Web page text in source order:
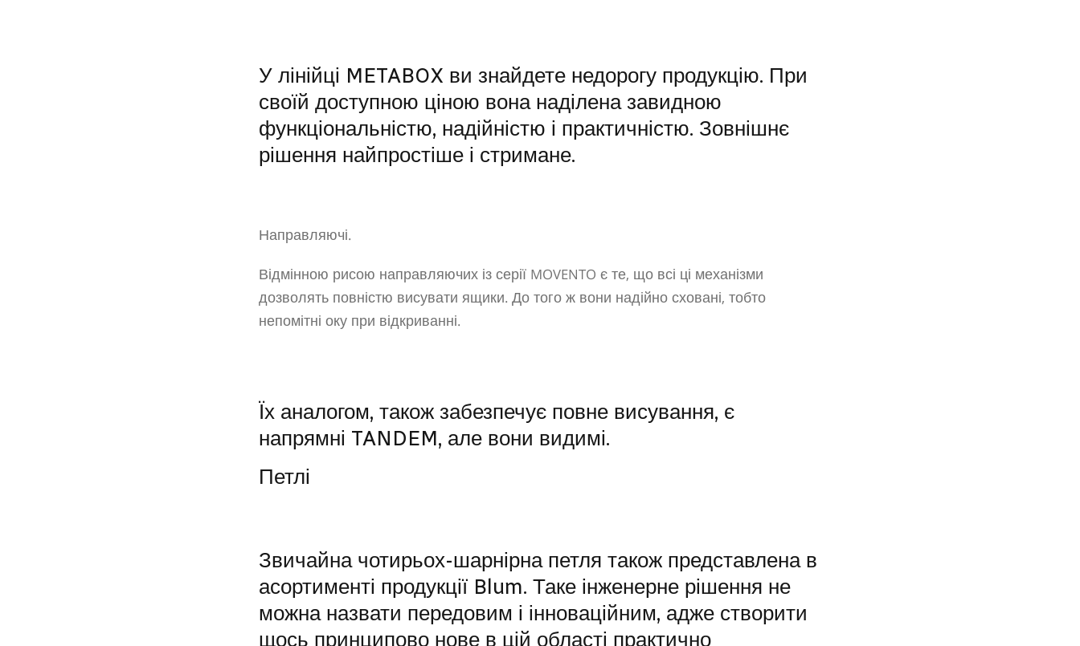
У лінійці METABOX ви знайдете недорогу продукцію. При
своїй доступною ціною вона наділена завидною
функціональністю, надійністю і практичністю. Зовнішнє
рішення найпростіше і стримане.
Направляючі.
Відмінною рисою направляючих із серії MOVENTO є те, що всі ці механізми
дозволять повністю висувати ящики. До того ж вони надійно сховані, тобто
непомітні оку при відкриванні.
Їх аналогом, також забезпечує повне висування, є
напрямні TANDEM, але вони видимі.
Петлі
Звичайна чотирьох-шарнірна петля також представлена ​​в
асортименті продукції Blum. Таке інженерне рішення не
можна назвати передовим і інноваційним, адже створити
щось принципово нове в цій області практично